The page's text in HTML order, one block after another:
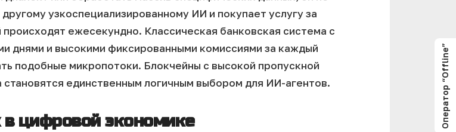
узкоспециализированному ИИ и покупает услугу за
ежесекундно. Классическая банковская система с
днями и высокими фиксированными комиссиями за каждый
подобные микропотоки. Блокчейны с высокой пропускной
единственным логичным выбором для ИИ-агентов.
цифровой экономике Оператор “Offline”